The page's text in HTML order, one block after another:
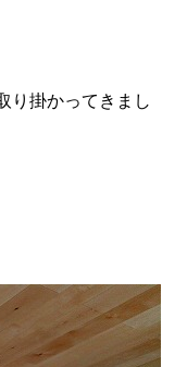
り掛かってきまし